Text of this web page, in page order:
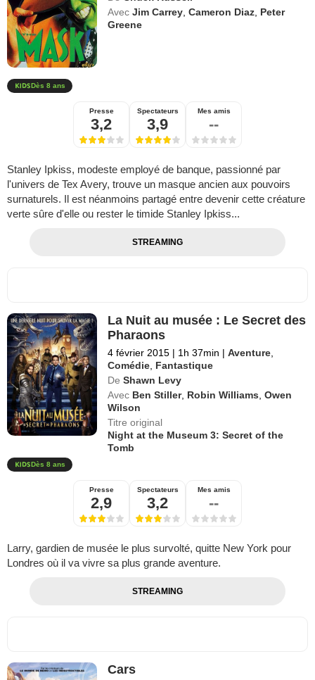
Avec Jim Carrey ,Cameron Diaz Peter
Greene
Dès 8 ans
Presse
3,2
Spectateurs
3,9
Mes amis
--
Stanley Ipkiss, modeste employé de banque, passionné par
l'univers de Tex Avery, trouve un masque ancien aux pouvoirs
surnaturels. Il est néanmoins partagé entre devenir cette créature
verte sûre d'elle ou rester le timide Stanley Ipkiss...
STREAMING
La Nuit au musée : Le Secret des
Pharaons
4 février 2015 | 1h 37min | Aventure
Comédie Fantastique
De Shawn Levy
Avec Ben Stiller, Robin Williams ,Owen
Wilson
Titre original
Night at the Museum 3: Secret of the
Tomb
Dès 8 ans
Presse
2,9
Spectateurs
3,2
Mes amis
--
Larry, gardien de musée le plus survolté, quitte New York pour
Londres où il va vivre sa plus grande aventure.
STREAMING
Cars